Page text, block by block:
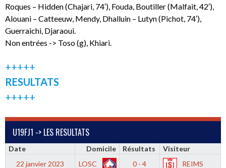
Roques – Hidden (Chajari, 74′), Fouda, Boutiller (Malfait, 42′),
Alouani – Catteeuw, Mendy, Dhalluin – Lutyn (Pichot, 74′),
Guerraichi, Djaraoui.
Non entrées -> Toso (g), Khiari.
+++++
RESULTATS
+++++
U19FJ1 -> LES RESULTATS
Date Domicile Résultats
Visiteur
22 janvier 2023
LOSC 0 - 4 REIMS